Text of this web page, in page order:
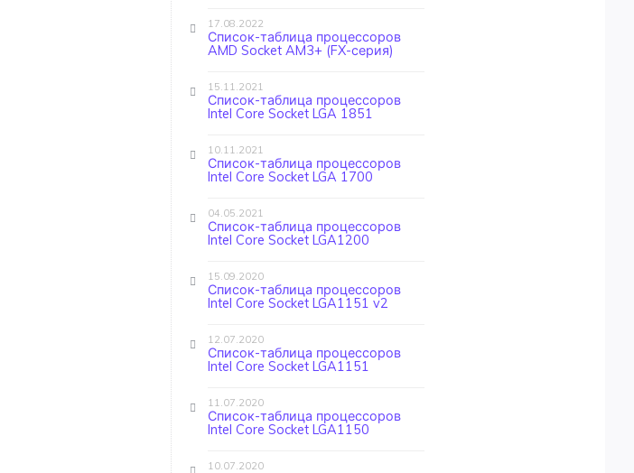
17.08.2022
Список-таблица процессоров
AMD Socket AM3+ (FX-серия)
15.11.2021
Список-таблица процессоров
Intel Core Socket LGA 1851
10.11.2021
Список-таблица процессоров
Intel Core Socket LGA 1700
04.05.2021
Список-таблица процессоров
Intel Core Socket LGA1200
15.09.2020
Список-таблица процессоров
Intel Core Socket LGA1151 v2
12.07.2020
Список-таблица процессоров
Intel Core Socket LGA1151
11.07.2020
Список-таблица процессоров
Intel Core Socket LGA1150
10.07.2020